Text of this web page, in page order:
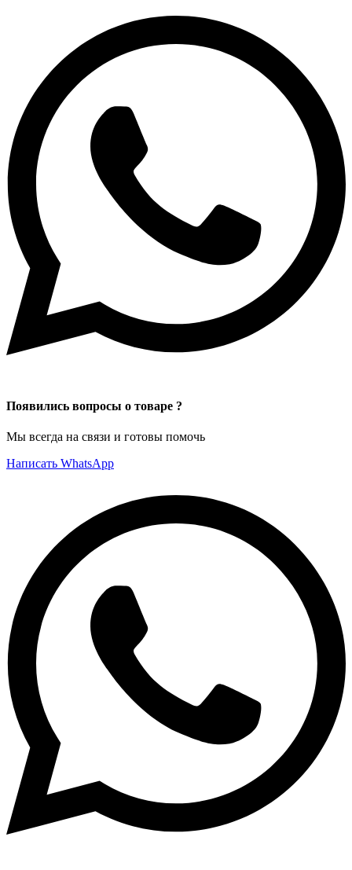
Появились вопросы о товаре ?
Мы всегда на связи и готовы помочь
Написать WhatsApp